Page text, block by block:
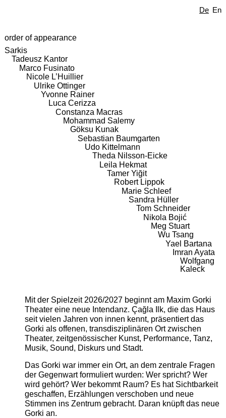
De En
order of appearance
Sarkis
Tadeusz Kantor
Marco Fusinato
Nicole L’Huillier
Ulrike Ottinger
Yvonne Rainer
Luca Cerizza
Constanza Macras
Mohammad Salemy
Göksu Kunak
Sebastian Baumgarten
Udo Kittelmann
Theda Nilsson-Eicke
Leila Hekmat
Tamer Yiğit
Robert Lippok
Marie Schleef
Sandra Hüller
Tom Schneider
Nikola Bojić
Meg Stuart
Wu Tsang
Yael Bartana
Imran Ayata
Wolfgang
Kaleck
Mit der Spielzeit 2026/2027 beginnt am Maxim Gorki
Theater eine neue Intendanz. Çağla Ilk, die das Haus
seit vielen Jahren von innen kennt, präsentiert das
Gorki als offenen, transdisziplinären Ort zwischen
Theater, zeitgenössischer Kunst, Performance, Tanz,
Musik, Sound, Diskurs und Stadt.
Das Gorki war immer ein Ort, an dem zentrale Fragen
der Gegenwart formuliert wurden: Wer spricht? Wer
wird gehört? Wer bekommt Raum? Es hat Sichtbarkeit
geschaffen, Erzählungen verschoben und neue
Stimmen ins Zentrum gebracht. Daran knüpft das neue
Gorki an.